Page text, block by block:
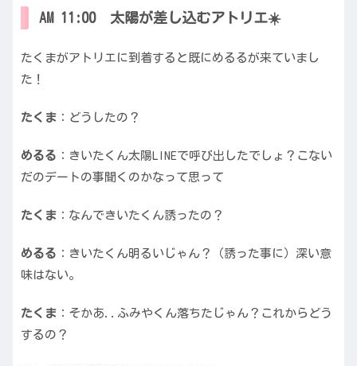
AM 11:00 太陽が差し込むアトリエ☀️
たくまがアトリエに到着すると既にめるるが来ていまし
た！
たくま ：どうしたの？
めるる ：きいたくん太陽LINEで呼び出したでしょ？こない
だのデートの事聞くのかなって思って
たくま ：なんできいたくん誘ったの？
めるる ：きいたくん明るいじゃん？（誘った事に）深い意
味はない。
たくま ：そかあ..ふみやくん落ちたじゃん？これからどう
するの？